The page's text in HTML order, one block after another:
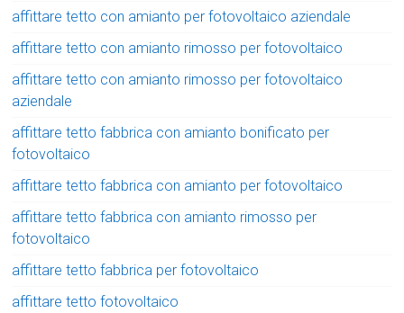
affittare tetto con amianto per fotovoltaico aziendale
affittare tetto con amianto rimosso per fotovoltaico
affittare tetto con amianto rimosso per fotovoltaico
aziendale
affittare tetto fabbrica con amianto bonificato per
fotovoltaico
affittare tetto fabbrica con amianto per fotovoltaico
affittare tetto fabbrica con amianto rimosso per
fotovoltaico
affittare tetto fabbrica per fotovoltaico
affittare tetto fotovoltaico